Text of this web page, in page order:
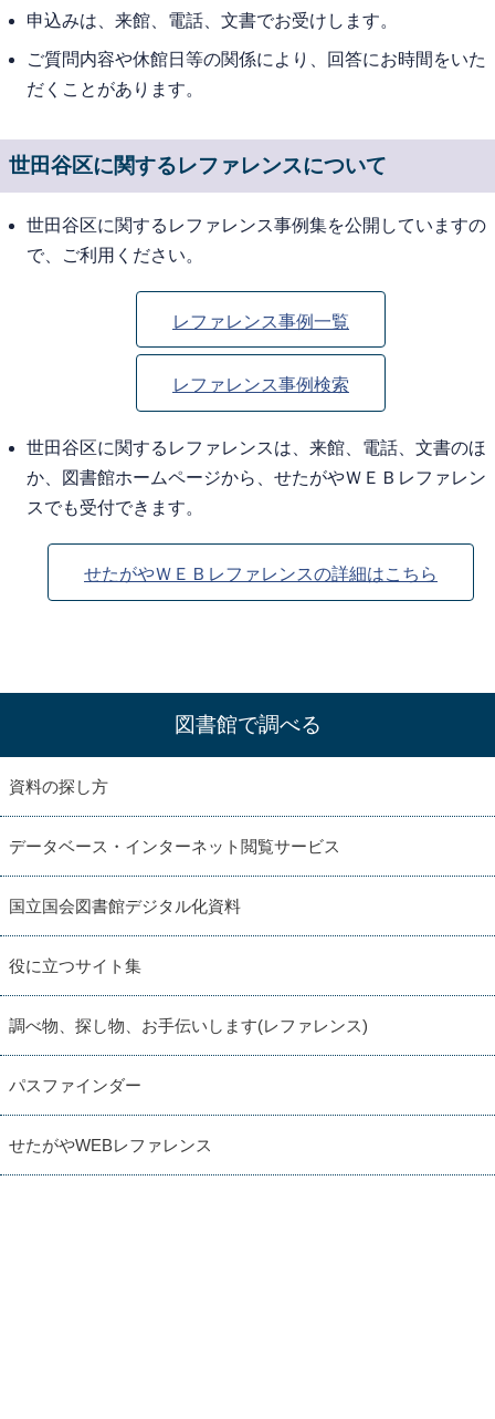
申込みは、来館、電話、文書でお受けします。
ご質問内容や休館日等の関係により、回答にお時間をいた
だくことがあります。
世田谷区に関するレファレンスについて
世田谷区に関するレファレンス事例集を公開していますの
で、ご利用ください。
レファレンス事例一覧
レファレンス事例検索
世田谷区に関するレファレンスは、来館、電話、文書のほ
か、図書館ホームページから、せたがやＷＥＢレファレン
スでも受付できます。
せたがやＷＥＢレファレンスの詳細はこちら
図書館で調べる
資料の探し方
データベース・インターネット閲覧サービス
国立国会図書館デジタル化資料
役に立つサイト集
調べ物、探し物、お手伝いします(レファレンス)
パスファインダー
せたがやWEBレファレンス